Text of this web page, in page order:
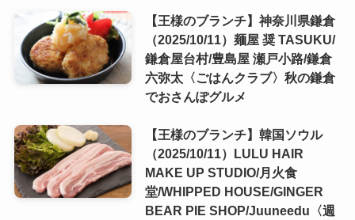
【王様のブランチ】神奈川県鎌倉
（2025/10/11）麺屋 奨 TASUKU/
鎌倉屋台村/豊島屋 瀬戸小路/鎌倉
六弥太〈ごはんクラブ〉秋の鎌倉
でおさんぽグルメ
【王様のブランチ】韓国ソウル
（2025/10/11）LULU HAIR
MAKE UP STUDIO/月火食
堂/WHIPPED HOUSE/GINGER
BEAR PIE SHOP/Juuneedu〈週